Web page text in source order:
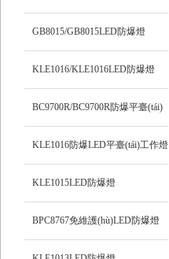
LED燈
GB8015/GB8015LED防爆燈
KLE1016/KLE1016LED防爆燈
BC9700R/BC9700R防爆平臺(tái)
燈
KLE1016防爆LED平臺(tái)工作燈
KLE1015LED防爆燈
BPC8767免維護(hù)LED防爆燈